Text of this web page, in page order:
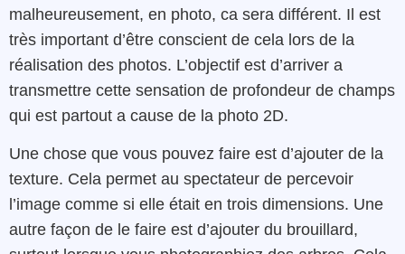
malheureusement, en photo, ca sera différent. Il est
très important d’être conscient de cela lors de la
réalisation des photos. L’objectif est d’arriver a
transmettre cette sensation de profondeur de champs
qui est partout a cause de la photo 2D.
Une chose que vous pouvez faire est d’ajouter de la
texture. Cela permet au spectateur de percevoir
l’image comme si elle était en trois dimensions. Une
autre façon de le faire est d’ajouter du brouillard,